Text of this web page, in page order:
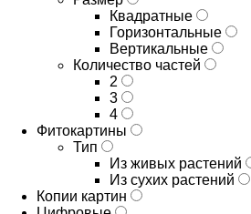
Квадратные
Горизонтальные
Вертикальные
Количество частей
2
3
4
Фитокартины
Тип
Из живых растений
Из сухих растений
Копии картин